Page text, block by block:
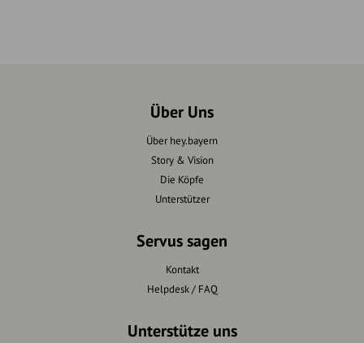
Über Uns
Über hey.bayern
Story & Vision
Die Köpfe
Unterstützer
Servus sagen
Kontakt
Helpdesk / FAQ
Unterstütze uns